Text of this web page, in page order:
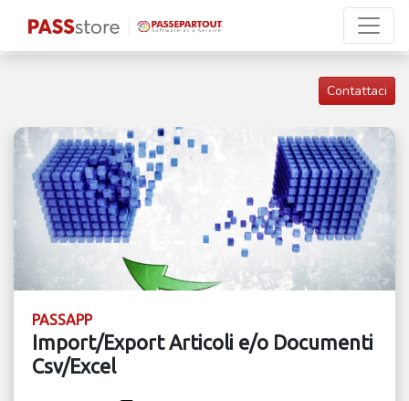
Contattaci
PASSAPP
Import/Export Articoli e/o Documenti
Csv/Excel